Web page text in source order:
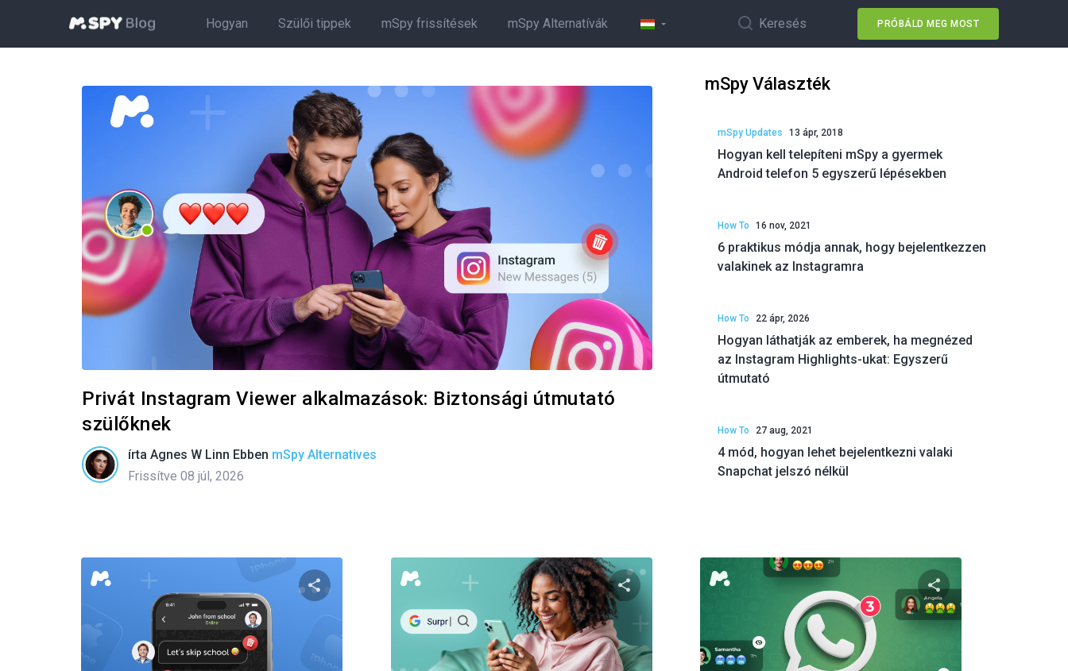
Hogyan Szülői tippek mSpy frissítések mSpy Alternatívák Keresés PRÓBÁLD MEG MOST
Privát Instagram Viewer alkalmazások: Biztonsági útmutató
szülőknek
írta Agnes W Linn Ebben mSpy Alternatives
Frissítve 08 júl, 2026
mSpy Választék
mSpy Updates 13 ápr, 2018
Hogyan kell telepíteni mSpy a gyermek
Android telefon 5 egyszerű lépésekben
How To 16 nov, 2021
6 praktikus módja annak, hogy bejelentkezzen
valakinek az Instagramra
How To 22 ápr, 2026
Hogyan láthatják az emberek, ha megnézed
az Instagram Highlights-ukat: Egyszerű
útmutató
How To 27 aug, 2021
4 mód, hogyan lehet bejelentkezni valaki
Snapchat jelszó nélkül
Oszd meg ezt a cikket Oszd meg ezt a cikket Oszd meg ezt a